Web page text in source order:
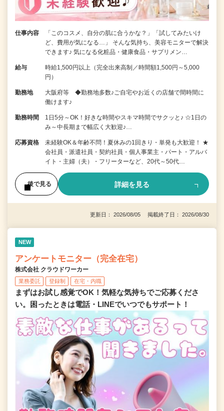
仕事内容
「このコスメ、自分の肌に合うかな？」「試してみたいけ
ど、費用が気になる…」 そんな気持ち、美容モニターで解決
できます♪ 気になる化粧品・健康食品・サプリメン…
給与
時給1,500円以上（完全出来高制／時間額1,500円～5,000
円）
勤務地
大阪府等 ◆勤務地多数♪ご自宅やお近くの店舗で間時間に
働けます♪
勤務時間
1日5分～OK！好きな時間やスキマ時間でサクッと♪ ☆1日の
み～中長期まで幅広く大歓迎♪…
応募資格
未経験OK＆年齢不問！夏休みの1回きり・単発も大歓迎！ ★
会社員・派遣社員・契約社員・個人事業主・パート・アルバ
イト・主婦（夫）・フリーターなど、20代～50代…
後で見る 詳細を見る
更新日： 2026/08/05 掲載終了日： 2026/08/30
NEW
アンケートモニター（完全在宅）
株式会社 クラウドワーカー
業務委託 登録制 在宅・内職
まずはお試し感覚でOK！気軽な気持ちでご応募くださ
い。困ったときは電話・LINEでいつでもサポート！